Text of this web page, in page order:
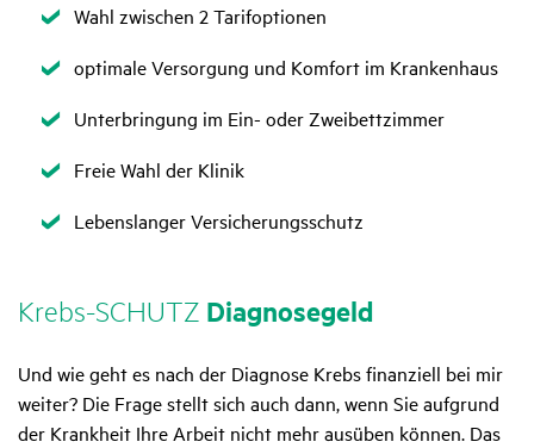
Zutreffend
Wahl zwischen 2 Tarifoptionen
Zutreffend
optimale Versorgung und Komfort im Krankenhaus
Zutreffend
Unterbringung im Ein- oder Zweibettzimmer
Zutreffend
Freie Wahl der Klinik
Zutreffend
Lebenslanger Versicherungsschutz
Krebs-SCHUTZ Diagno­se­geld
Und wie geht es nach der Diagnose Krebs finanziell bei mir
weiter? Die Frage stellt sich auch dann, wenn Sie aufgrund
der Krankheit Ihre Arbeit nicht mehr ausüben können. Das